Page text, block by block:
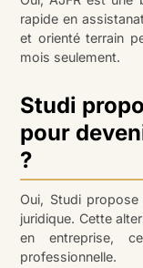
rapide en
et orienté terrain
mois seulement.
Studi
pour
?
Oui, Studi
juridique. Cette
en entreprise,
professionnelle.